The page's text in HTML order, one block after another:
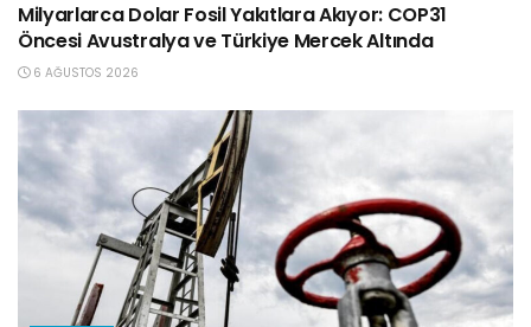
Milyarlarca Dolar Fosil Yakıtlara Akıyor: COP31
Öncesi Avustralya ve Türkiye Mercek Altında
6 AĞUSTOS 2026